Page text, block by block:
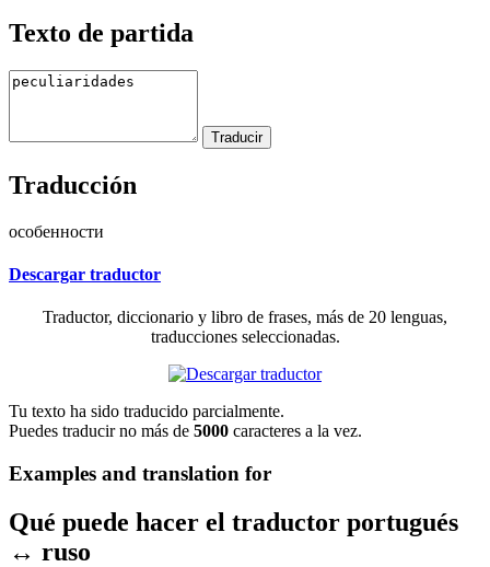
Texto de partida
Traducción
особенности
Descargar traductor
Traductor, diccionario y libro de frases, más de 20 lenguas,
traducciones seleccionadas.
Tu texto ha sido traducido parcialmente.
Puedes traducir no más de 5000 caracteres a la vez.
Examples and translation for
Qué puede hacer el traductor portugués
↔ ruso